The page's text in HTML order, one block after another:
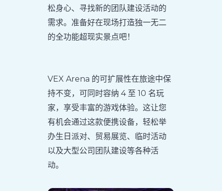
松身心、寻找新的团队建设活动的
需求。准备好在现场打造独一无二
的全功能超现实景点吧！
VEX Arena 的可扩展性在旅途中保
持不变，可同时容纳 4 至 10 名玩
家，享受丰富的游戏体验。这让您
有机会通过这款便携设备，轻松举
办生日派对、贸易展览、临时活动
以及大型公司团队建设等各种活
动。